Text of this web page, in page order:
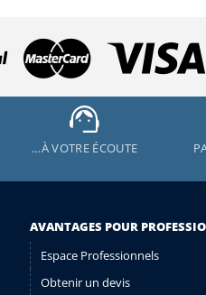
…À VOTRE ÉCOUTE
AVANTAGES POUR
Espace Professionnels
Obtenir un devis